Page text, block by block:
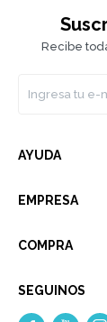
Recibe
AYUDA
EMPRESA
COMPRA
SEGUINOS